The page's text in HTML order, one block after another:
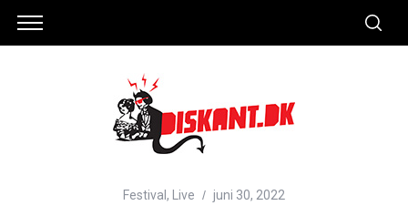
Festival , Live juni 30, 2022